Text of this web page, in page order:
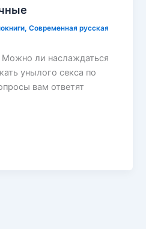
,Современная русская
Можно ли наслаждаться
унылого секса по
вам ответят